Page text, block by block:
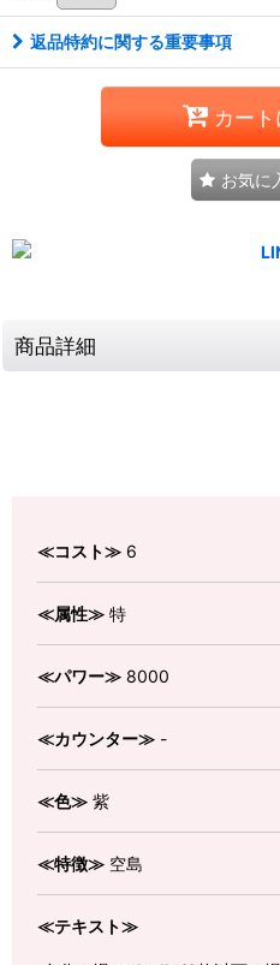
返品特約に関する重要事項
カート
お気に
商品詳細
≪コスト≫ 6
≪属性≫ 特
≪パワー≫ 8000
≪カウンター≫ -
≪色≫ 紫
≪特徴≫ 空島
≪テキスト≫